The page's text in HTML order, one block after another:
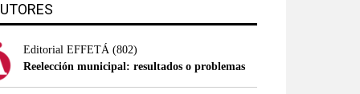
Editorial EFFETÁ (802)
Reelección municipal: resultados o problemas